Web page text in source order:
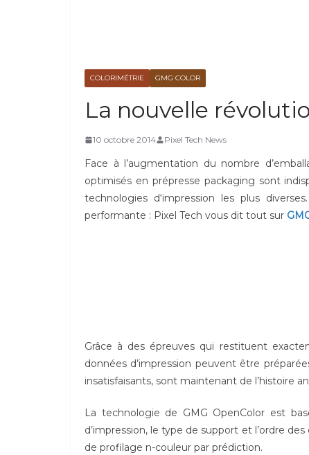
COLORIMÉTRIE GMG COLOR
La nouvelle
10 octobre 2014 Pixel Tech News
Face à l’augmentation du nombre
optimisés en prépresse packaging sont
technologies d‘impression les plus
performante : Pixel Tech vous dit tout sur
Grâce à des épreuves qui restituent
données d’impression peuvent être
insatisfaisants, sont maintenant de l’histoire
La technologie de GMG OpenColor est
d’impression, le type de support et l’ordre
de profilage n-couleur par prédiction.